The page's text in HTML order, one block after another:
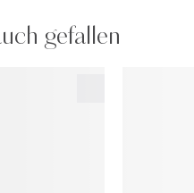
gefallen